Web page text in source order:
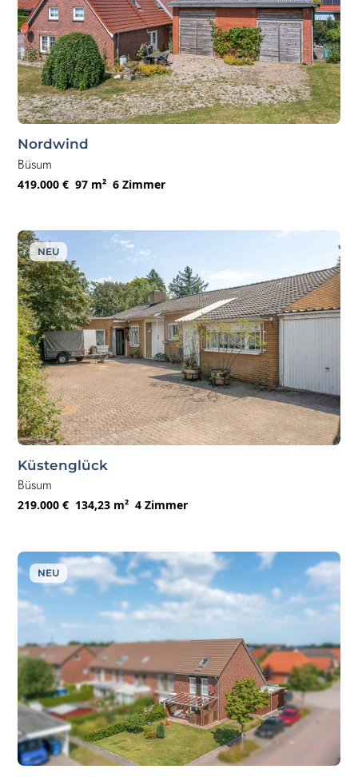
Nordwind
Büsum
419.000 € 97 m² 6 Zimmer
NEU
Küstenglück
Büsum
219.000 € 134,23 m² 4 Zimmer
NEU